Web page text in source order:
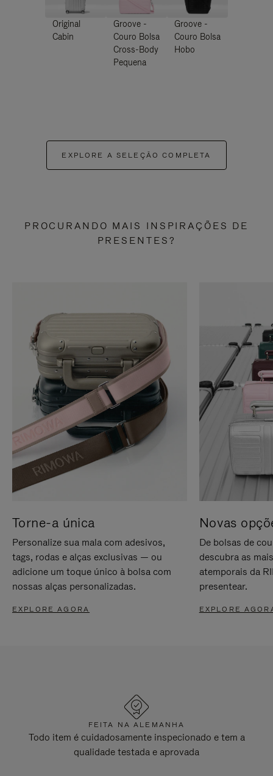
Original
Cabin
Groove -
Couro Bolsa
Cross-Body
Pequena
Groove -
Couro Bolsa
Hobo
EXPLORE A SELEÇÃO COMPLETA
PROCURANDO MAIS INSPIRAÇÕES DE
PRESENTES?
Torne-a única
Personalize sua mala com adesivos,
tags, rodas e alças exclusivas — ou
adicione um toque único à bolsa com
nossas alças personalizadas.
EXPLORE AGORA
Novas
De bolsas de
descubra as
atemporais da
presentear.
EXPLORE
FEITA NA ALEMANHA
Todo item é cuidadosamente inspecionado e tem a
qualidade testada e aprovada